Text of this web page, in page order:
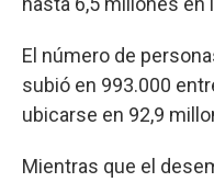
El número de
subió en 993.000
ubicarse en 92,9
Mientras que el